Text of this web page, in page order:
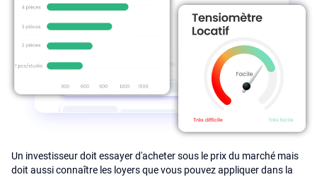
Un investisseur doit essayer d'acheter sous le prix du marché mais
doit aussi connaître les loyers que vous pouvez appliquer dans la